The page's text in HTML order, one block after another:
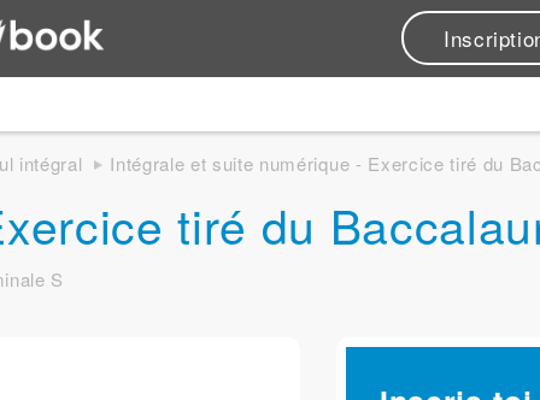
intégral Intégrale et suite numérique - Exercice tiré du
tiré du
S